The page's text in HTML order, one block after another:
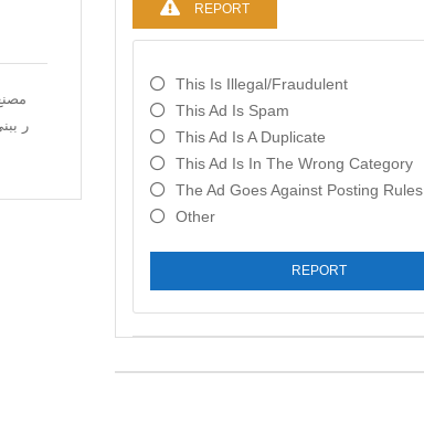
ر
REPORT
This Is Illegal/fraudulent
This Ad Is Spam
This Ad Is A Duplicate
This Ad Is In The Wrong Category
The Ad Goes Against Posting Rules
Other
REPORT